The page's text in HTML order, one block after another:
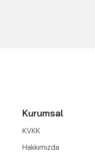
Kurumsal
KVKK
Hakkımızda